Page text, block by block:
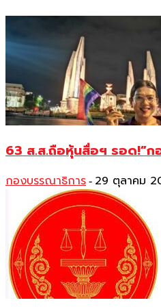
63 ส.ส.ถือหุ้นสื่อฯ รอด!”ก
กองบรรณาธิการ - 29 ตุลาคม